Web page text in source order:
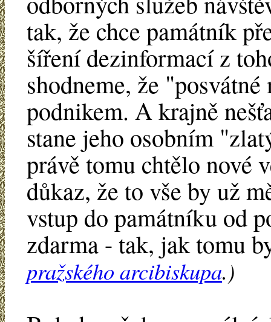
tak, že chce památník
šíření dezinformací z
shodneme, že
podnikem. A krajně
stane jeho osobním
právě tomu chtělo nové
důkaz, že to vše by už
vstup do památníku od
zdarma - tak, jak tomu
pražského arcibiskupa.)